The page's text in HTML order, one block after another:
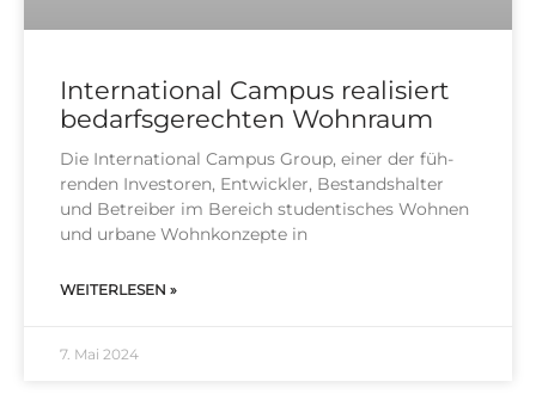
International Campus realisiert
bedarfsgerechten Wohnraum
Die Inter­na­tio­nal Cam­pus Group, einer der füh­
ren­den Inves­to­ren, Ent­wick­ler, Bestands­hal­ter
und Betrei­ber im Bereich stu­den­ti­sches Woh­nen
und urba­ne Wohn­kon­zep­te in
WEITERLESEN »
7. Mai 2024